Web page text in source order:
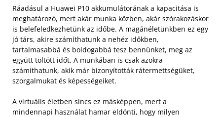
Ráadásul a Huawei P10 akkumulátorának a kapacitása is
meghatározó, mert akár munka közben, akár szórakozáskor
is belefeledkezhetünk az időbe. A magánéletünkben ez egy
jó társ, akire számíthatunk a nehéz időkben,
tartalmasabbá és boldogabbá tesz bennünket, meg az
együtt töltött időt. A munkában is csak azokra
számíthatunk, akik már bizonyították rátermettségüket,
szorgalmukat és képességeiket.
A virtuális életben sincs ez másképpen, mert a
mindennapi használat hamar eldönti, hogy milyen